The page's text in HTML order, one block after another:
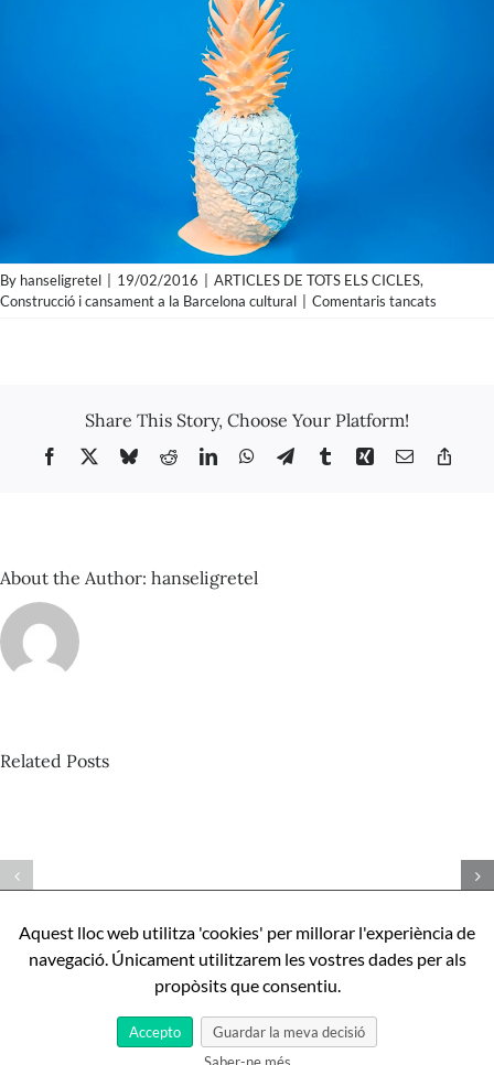
By hanseligretel 19/02/2016 ARTICLES DE TOTS ELS CICLES,
Construcció i cansament a la Barcelona cultural
Comentaris tancats
(SIN)
útiles,
solo
sentido”
Share This Story, Choose Your Platform!
Facebook BlueskyRedditLinkedInWhatsApp
TelegramTumblrXing Email
About the Author: hanseligretel
Related Posts
ser
apunts
sobre
Aníbal
Cristobo
92_Amen
binaural
Aquest lloc web utilitza 'cookies' per millorar l'experiència de
navegació. Únicament utilitzarem les vostres dades per als
propòsits que consentiu.
Accepto
Guardar la meva decisió